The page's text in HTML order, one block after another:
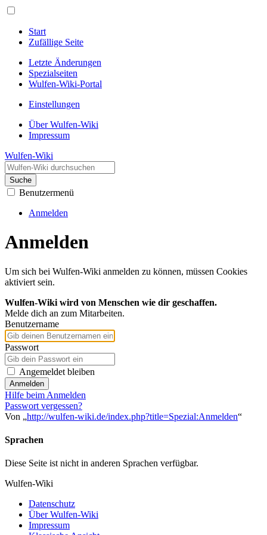
Start
Zufällige Seite
Letzte Änderungen
Spezialseiten
Wulfen-Wiki-Portal
Einstellungen
Über Wulfen-Wiki
Impressum
Wulfen-Wiki
Suche
Benutzermenü
Anmelden
Anmelden
Um sich bei Wulfen-Wiki anmelden zu können, müssen Cookies
aktiviert sein.
Wulfen-Wiki wird von Menschen wie dir geschaffen.
Melde dich an zum Mitarbeiten.
Benutzername
Passwort
Angemeldet bleiben
Anmelden
Hilfe beim Anmelden
Passwort vergessen?
Von „http://wulfen-wiki.de/index.php?title=Spezial:Anmelden“
Sprachen
Diese Seite ist nicht in anderen Sprachen verfügbar.
Wulfen-Wiki
Datenschutz
Über Wulfen-Wiki
Impressum